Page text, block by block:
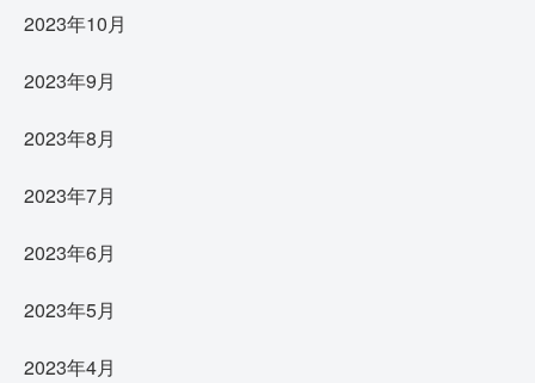
2023年10月
2023年9月
2023年8月
2023年7月
2023年6月
2023年5月
2023年4月